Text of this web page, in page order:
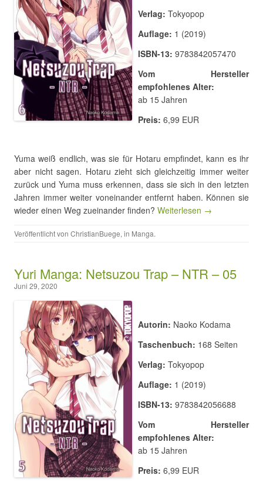
Verlag: Tokyopop
Auflage: 1 (2019)
ISBN-13: 9783842057470
Vom Hersteller
empfohlenes Alter:
ab 15 Jahren
Preis: 6,99 EUR
Yuma weiß endlich, was sie für Hotaru empfindet, kann es ihr
aber nicht sagen. Hotaru zieht sich gleichzeitig immer weiter
zurück und Yuma muss erkennen, dass sie sich in den letzten
Jahren immer weiter voneinander entfernt haben. Können sie
wieder einen Weg zueinander finden? Weiterlesen →
Veröffentlicht von ChristianBuege, in Manga.
Yuri Manga: Netsuzou Trap – NTR – 05
Juni 29, 2020
Autorin: Naoko Kodama
Taschenbuch: 168 Seiten
Verlag: Tokyopop
Auflage: 1 (2019)
ISBN-13: 9783842056688
Vom Hersteller
empfohlenes Alter:
ab 15 Jahren
Preis: 6,99 EUR